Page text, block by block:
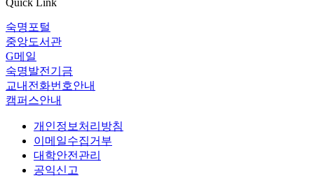
숙명포털
중앙도서관
G메일
숙명발전기금
교내전화번호안내
캠퍼스안내
개인정보처리방침
이메일수집거부
대학안전관리
공익신고